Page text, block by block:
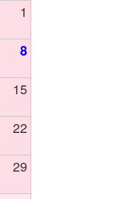
1
8
15
22
29